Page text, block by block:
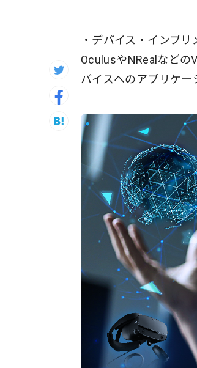
・デバイス・インプ
OculusやNRealなどの
バイスへのアプリケー